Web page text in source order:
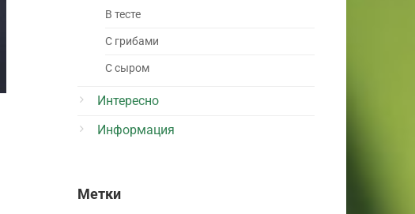
В тесте
С грибами
С сыром
Интересно
Информация
Метки